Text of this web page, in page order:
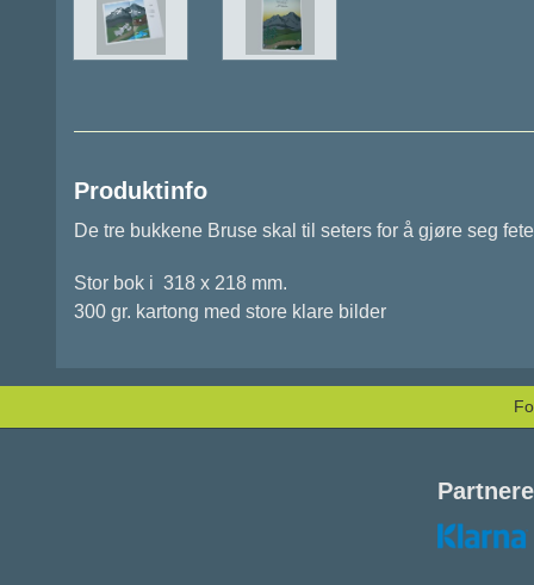
Produktinfo
De tre bukkene Bruse skal til seters for å gjøre seg
Stor bok i 318 x 218 mm.
300 gr. kartong med store klare bilder
Partnere